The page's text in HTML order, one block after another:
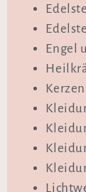
Engel